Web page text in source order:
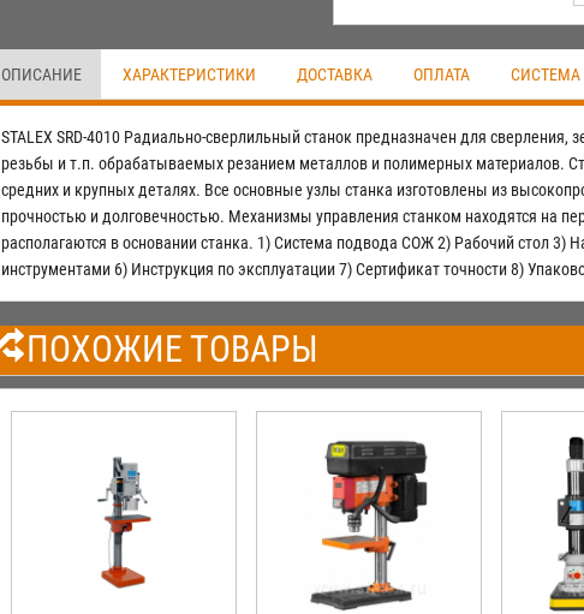
ОПИСАНИЕ ХАРАКТЕРИСТИКИ ДОСТАВКА ОПЛАТА СИСТЕМА
STALEX SRD-4010 Радиально-сверлильный станок предназначен для сверления,
резьбы и т.п. обрабатываемых резанием металлов и полимерных материалов.
средних и крупных деталях. Все основные узлы станка изготовлены из
прочностью и долговечностью. Механизмы управления станком находятся на
располагаются в основании станка. 1) Система подвода СОЖ 2) Рабочий стол 3)
инструментами 6) Инструкция по эксплуатации 7) Сертификат точности 8)
ПОХОЖИЕ ТОВАРЫ